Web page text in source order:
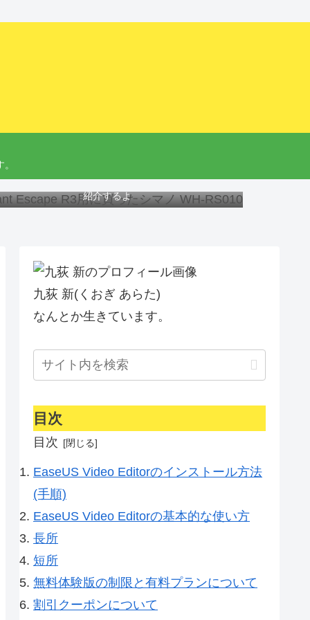
紹介するよ
九荻 新(くおぎ あらた)
なんとか生きています。
目次
目次
EaseUS Video Editorのインストール方法
(手順)
EaseUS Video Editorの基本的な使い方
長所
短所
無料体験版の制限と有料プランについて
割引クーポンについて